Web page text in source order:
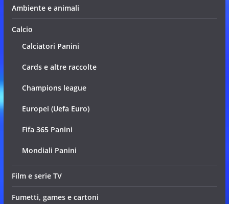
Ambiente e animali
Calcio
Calciatori Panini
Cards e altre raccolte
Champions league
Europei (Uefa Euro)
Fifa 365 Panini
Mondiali Panini
Film e serie TV
Fumetti, games e cartoni